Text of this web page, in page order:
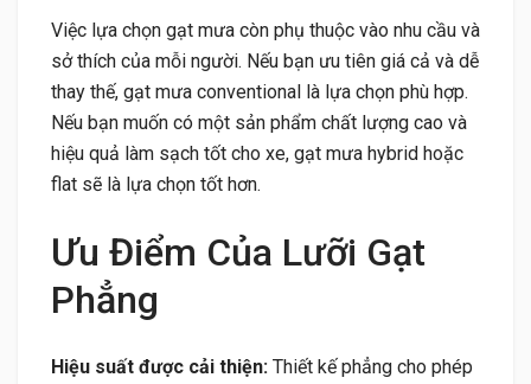
Việc lựa chọn gạt mưa còn phụ thuộc vào nhu cầu và
sở thích của mỗi người. Nếu bạn ưu tiên giá cả và dễ
thay thế, gạt mưa conventional là lựa chọn phù hợp.
Nếu bạn muốn có một sản phẩm chất lượng cao và
hiệu quả làm sạch tốt cho xe, gạt mưa hybrid hoặc
flat sẽ là lựa chọn tốt hơn.
Ưu Điểm Của Lưỡi Gạt
Phẳng
Hiệu suất được cải thiện: Thiết kế phẳng cho phép